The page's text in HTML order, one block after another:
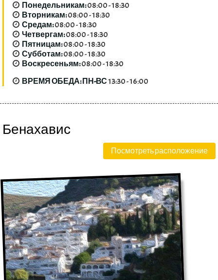
Понедельникам:08:00 - 18:30
Вторникам:08:00 - 18:30
Средам:08:00 - 18:30
Четвергам:08:00 - 18:30
Пятницам:08:00 - 18:30
Субботам:08:00 - 18:30
Воскресеньям:08:00 - 18:30
ВРЕМЯ ОБЕДА: ПН-ВС13:30 - 16:00
Бенахавис
Посмотреть расположение